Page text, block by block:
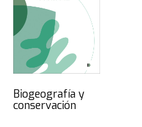
Biogeografía y
conservación